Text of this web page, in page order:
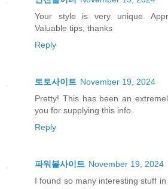
Your style is very unique.
Valuable tips, thanks
Reply
토토사이트 November 19, 2024
Pretty! This has been an
you for supplying this info.
Reply
파워볼사이트 November 19, 2024
I found so many interesting stuff